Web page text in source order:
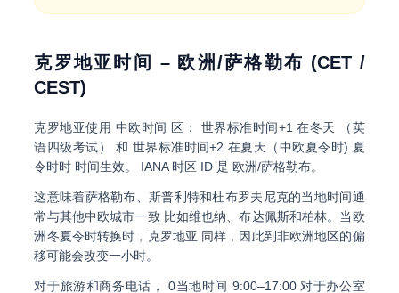
克罗地亚时间 – 欧洲/萨格勒布 (CET /
CEST)
克罗地亚使用 中欧时间 区： 世界标准时间+1 在冬天 （英
语四级考试） 和 世界标准时间+2 在夏天（中欧夏令时) 夏
令时时 时间生效。 IANA 时区 ID 是欧洲/萨格勒布。
这意味着萨格勒布、斯普利特和杜布罗夫尼克的当地时间通
常与其他中欧城市一致 比如维也纳、布达佩斯和柏林。当欧
洲冬夏令时转换时，克罗地亚 同样，因此到非欧洲地区的偏
移可能会改变一小时。
对于旅游和商务电话， 0当地时间 9:00–17:00对于办公室